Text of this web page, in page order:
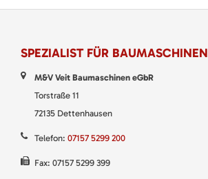
SPEZIALIST FÜR BAUMASCHINEN
M&V Veit Baumaschinen eGbR
Torstraße 11
72135 Dettenhausen
Telefon: 07157 5299 200
Fax: 07157 5299 399